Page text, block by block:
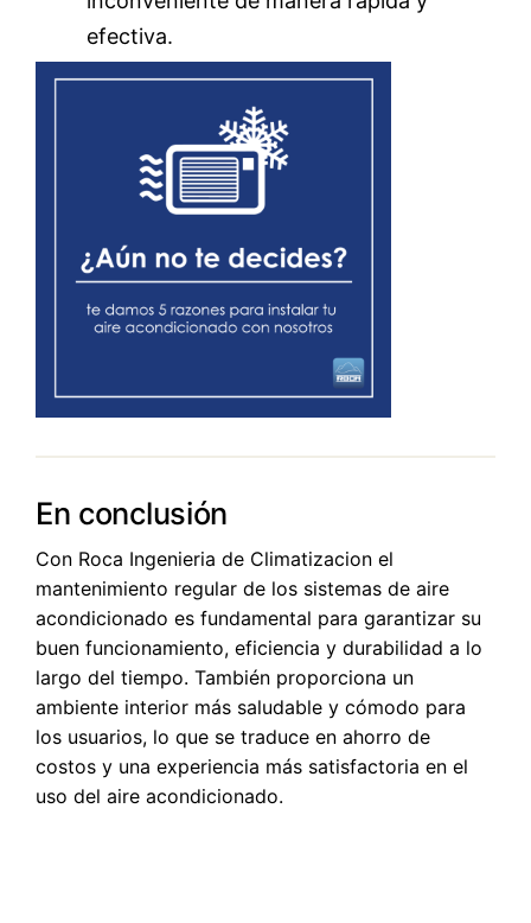
efectiva.
En conclusión
Con Roca Ingenieria de Climatizacion el
mantenimiento regular de los sistemas de aire
acondicionado es fundamental para garantizar su
buen funcionamiento, eficiencia y durabilidad a lo
largo del tiempo. También proporciona un
ambiente interior más saludable y cómodo para
los usuarios, lo que se traduce en ahorro de
costos y una experiencia más satisfactoria en el
uso del aire acondicionado.